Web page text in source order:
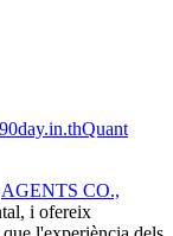
Quant
AGENTS CO.,
i ofereix